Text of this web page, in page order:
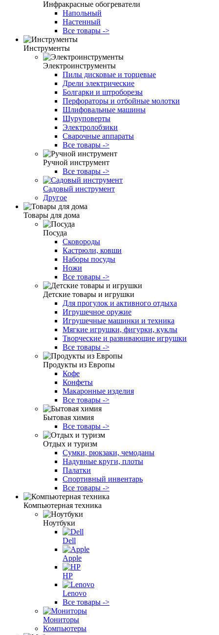
Инфракрасные обогреватели
Напольный
Настенный
Все товары ->
Инструменты
Электроинструменты
Пилы дисковые и торцевые
Дрели электрические
Болгарки и штроборезы
Перфораторы и отбойные молотки
Шлифовальные машины
Шуруповерты
Электролобзики
Сварочные аппараты
Все товары ->
Ручной инструмент
Все товары ->
Садовый инструмент
Другое
Товары для дома
Посуда
Сковороды
Кастрюли, ковши
Наборы посуды
Ножи
Все товары ->
Детские товары и игрушки
Для прогулок и активного отдыха
Игрушечное оружие
Игрушечные машинки и техника
Мягкие игрушки, фигурки, куклы
Творческие и развивающие игрушки
Все товары ->
Продукты из Европы
Кофе
Конфеты
Макаронные изделия
Все товары ->
Бытовая химия
Все товары ->
Отдых и туризм
Сумки, рюкзаки, чемоданы
Надувные круги, плоты
Палатки
Спортивный инвентарь
Все товары ->
Компьютерная техника
Ноутбуки
Dell
Apple
HP
Lenovo
Все товары ->
Мониторы
Компьютеры